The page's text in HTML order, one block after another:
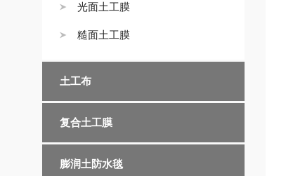
光面土工膜
糙面土工膜
土工布
复合土工膜
膨润土防水毯